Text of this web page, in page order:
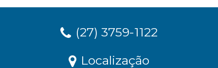
(27) 3759-1122
Localização